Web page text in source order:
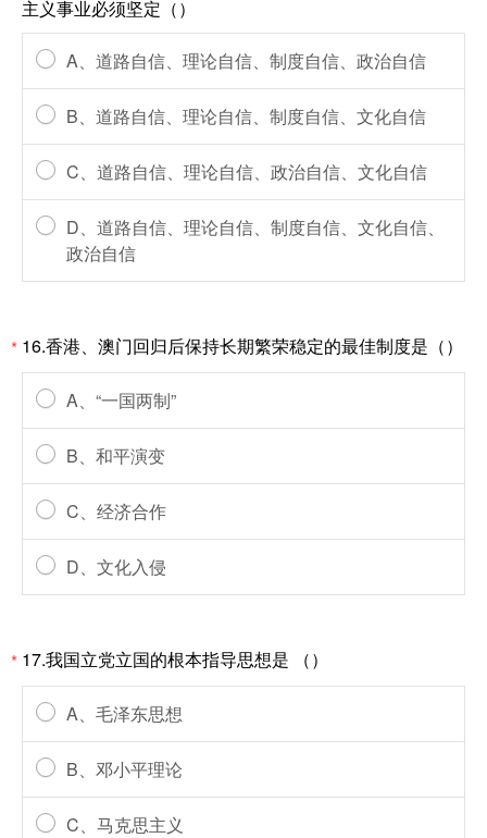
主义事业必须坚定（）
A、道路自信、理论自信、制度自信、政治自信
B、道路自信、理论自信、制度自信、文化自信
C、道路自信、理论自信、政治自信、文化自信
D、道路自信、理论自信、制度自信、文化自信、
政治自信
* 16.香港、澳门回归后保持长期繁荣稳定的最佳制度是（）
A、“一国两制”
B、和平演变
C、经济合作
D、文化入侵
* 17.我国立党立国的根本指导思想是 （）
A、毛泽东思想
B、邓小平理论
C、马克思主义